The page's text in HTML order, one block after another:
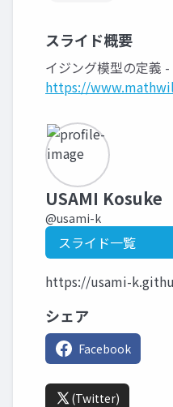
スライド概要
イジング模型の定義
https://
USAMI Kosuke
@usami-k
スライド一覧
https://usami-
シェア
Facebook
(Twitter)